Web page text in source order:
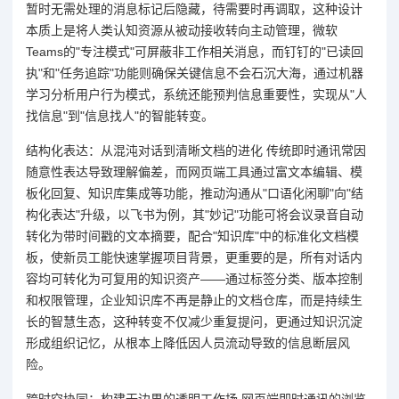
暂时无需处理的消息标记后隐藏，待需要时再调取，这种设计
本质上是将人类认知资源从被动接收转向主动管理，微软
Teams的"专注模式"可屏蔽非工作相关消息，而钉钉的"已读回
执"和"任务追踪"功能则确保关键信息不会石沉大海，通过机器
学习分析用户行为模式，系统还能预判信息重要性，实现从"人
找信息"到"信息找人"的智能转变。
结构化表达：从混沌对话到清晰文档的进化 传统即时通讯常因
随意性表达导致理解偏差，而网页端工具通过富文本编辑、模
板化回复、知识库集成等功能，推动沟通从"口语化闲聊"向"结
构化表达"升级，以飞书为例，其"妙记"功能可将会议录音自动
转化为带时间戳的文本摘要，配合"知识库"中的标准化文档模
板，使新员工能快速掌握项目背景，更重要的是，所有对话内
容均可转化为可复用的知识资产——通过标签分类、版本控制
和权限管理，企业知识库不再是静止的文档仓库，而是持续生
长的智慧生态，这种转变不仅减少重复提问，更通过知识沉淀
形成组织记忆，从根本上降低因人员流动导致的信息断层风
险。